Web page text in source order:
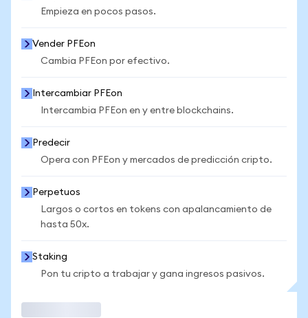
Empieza en pocos pasos.
Vender PFEon
Cambia PFEon por efectivo.
Intercambiar PFEon
Intercambia PFEon en y entre blockchains.
Predecir
Opera con PFEon y mercados de predicción cripto.
Perpetuos
Largos o cortos en tokens con apalancamiento de
hasta 50x.
Staking
Pon tu cripto a trabajar y gana ingresos pasivos.